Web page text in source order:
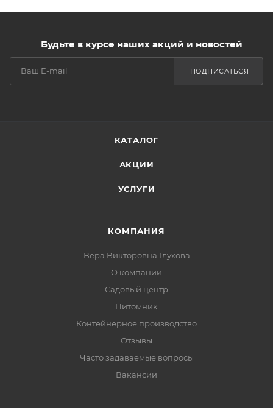
Будьте в курсе наших акций и новостей
ПОДПИСАТЬСЯ
КАТАЛОГ
АКЦИИ
УСЛУГИ
КОМПАНИЯ
Вера Викторовна Глухова
О компании
Садовый центр
Питомник
Контейнерное производство
Отзывы
Часто задаваемые вопросы
Вакансии